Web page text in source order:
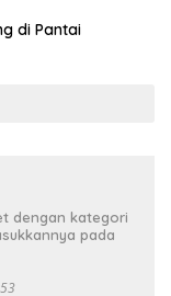
di Pantai
dengan kategori
pada